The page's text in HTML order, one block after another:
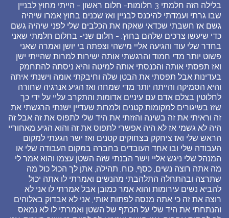
בלילה הזה חלמתי 3 חלומות- חלום ראשון - הייתי מחוץ לבניין
שבו גרתי ועמדתי להיכנס לבניין ואז שכנים בחוץ אמרו שיהיה
גשם אז חשבתי שכדאי שאקח את הכלבים שלי לפני שיהיה גשם
כדי שיעשו צרכים שלהם בחוץ. - חלום שני- בחלום חלמתי שאני
בחדר שלי עוד והגיעה אליי מישהי וצפתה בי יושן ואמרה שאני
פשוט יותר מדי חמוד והרגשתי אותה ישירות למרות שהייתי ישן
ואז תפסתי אותה והכנסתי אותה למיטה והיא ניסתה להתחמק
בעדינות אבל תפסתי את הבטן שלה וחיבקתי אומה וישנתי איתה
והיא הסמיקה והייתה יותר מדי שמחה ואז הגיע אנרגיה שחורה
לחלוטין בצלם אדם עם עיניים אדומות והתקרב עליי על ידי כך
שזז בשיגורים למקומות קטנים ולמרות שעדיין ישנתי הרגשתי את
זה וראיתי את זה בשינה והזזתי את היד שלי לתפוס את זה אבל זה
היה לא גשמי אז לא היה אפשרי לתפוס את זה והוא הגיע מאחוריי
הראש שלי ואז ציחקק בצחוקים קטנים ואז ישר הגעתי למקום
העבודה שלי ובו אחד העובדים בחברה במקום העבודה שלי או
המנהל שלי ניגש אליי וישר הבנתי שזה השטן עצמו והוא אמר לי
מה אתה רוצה נשים, כסף, כוח, תהילה, אתן לך הכול כול מה
שתרצה ובהתחלה התלהבתי מהנשים ואמרתי לו אתה יכול
להביא נשים עירומות והוא אמר כמובן אבל אמרתי לו אני לא
רוצה את זה כי אתה מנסה לפתות אותי, אני לא אבדוק באלוהים
והנתחתי את היד שלי על הכתף של השטן ואמרתי לו לא נמאס